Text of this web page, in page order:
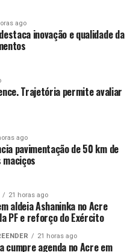
ago
inovação e qualidade da
Trajetória permite avaliar
ago
pavimentação de 50 km de
21 horas ago
aldeia Ashaninka no Acre
PF e reforço do Exército
21 horas ago
cumpre agenda no Acre em